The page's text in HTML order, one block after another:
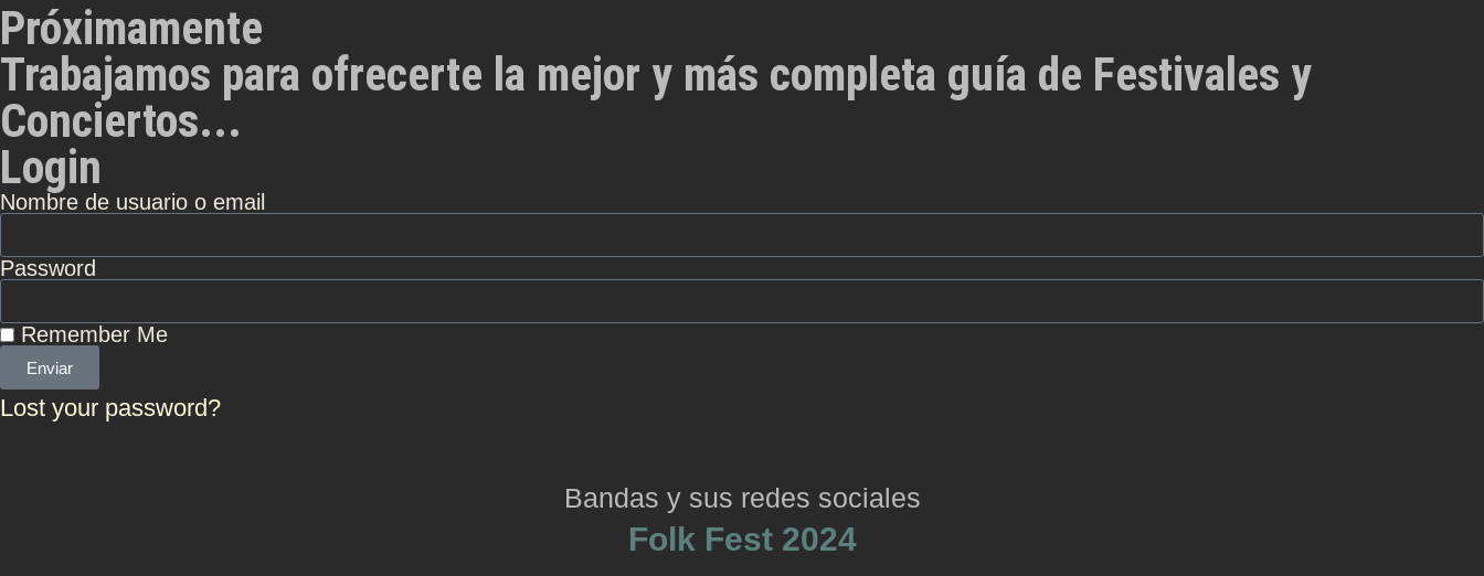
Próximamente
Trabajamos para ofrecerte la mejor y más completa guía de Festivales y
Conciertos...
Login
Nombre de usuario o email
Password
Remember Me
Enviar
Lost your password?
Bandas y sus redes sociales
Folk Fest 2024